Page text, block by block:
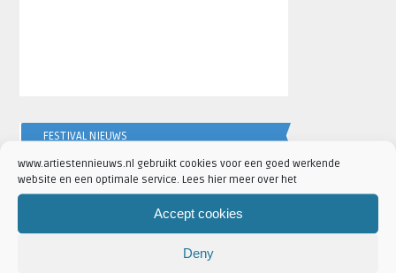
www.artiestennieuws.nl gebruikt cookies voor een goed werkende
website en een optimale service. Lees hier meer over het
Accept cookies
Deny
FESTIVAL NIEUWS
AANKONDIGINGEN